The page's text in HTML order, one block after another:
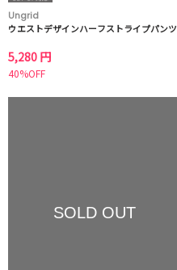
Ungrid
ウエストデザインハーフストライプパンツ
5,280 円
40%OFF
SOLD OUT